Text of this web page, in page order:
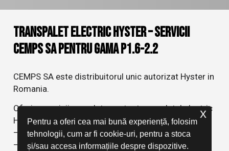
Pentru a oferi cea mai bună experiență, folosim
tehnologii, cum ar fi cookie-uri, pentru a stoca
și/sau accesa informațiile despre dispozitive.
x
Transpalet electric Hyster – Servicii
CEMPS SA pentru gama P1.6-2.2
CEMPS SA este distribuitorul unic autorizat Hyster in
Romania.
Oferim servicii complete pentru transpaletul electric
Hyster P1.6-2.2:
– Consultanta tehnica gratuita
– Vanzare si leasing